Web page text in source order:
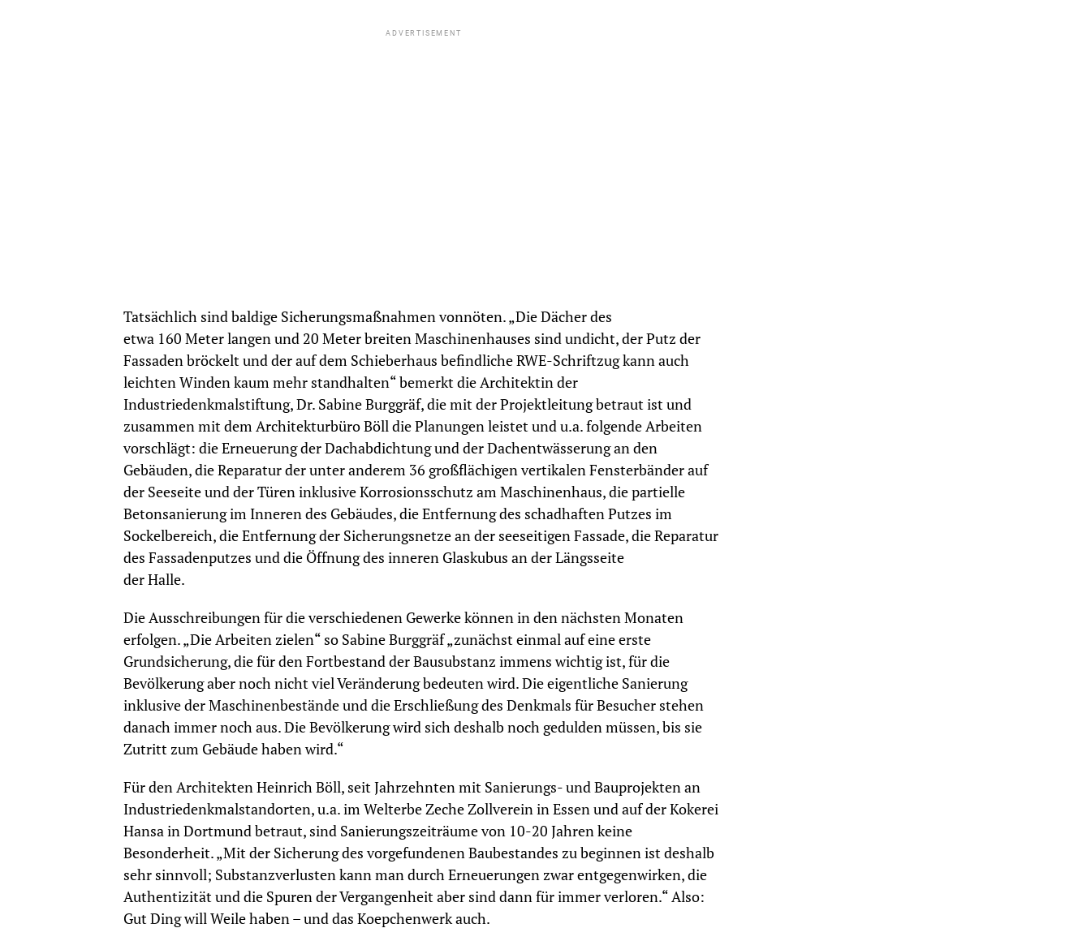
ADVERTISEMENT
Tatsächlich sind baldige Sicherungsmaßnahmen vonnöten. „Die Dächer des
etwa 160 Meter langen und 20 Meter breiten Maschinenhauses sind undicht, der Putz der
Fassaden bröckelt und der auf dem Schieberhaus befindliche RWE-Schriftzug kann auch
leichten Winden kaum mehr standhalten“ bemerkt die Architektin der
Industriedenkmalstiftung, Dr. Sabine Burggräf, die mit der Projektleitung betraut ist und
zusammen mit dem Architekturbüro Böll die Planungen leistet und u.a. folgende Arbeiten
vorschlägt: die Erneuerung der Dachabdichtung und der Dachentwässerung an den
Gebäuden, die Reparatur der unter anderem 36 großflächigen vertikalen Fensterbänder auf
der Seeseite und der Türen inklusive Korrosionsschutz am Maschinenhaus, die partielle
Betonsanierung im Inneren des Gebäudes, die Entfernung des schadhaften Putzes im
Sockelbereich, die Entfernung der Sicherungsnetze an der seeseitigen Fassade, die Reparatur
des Fassadenputzes und die Öffnung des inneren Glaskubus an der Längsseite
der Halle.
Die Ausschreibungen für die verschiedenen Gewerke können in den nächsten Monaten
erfolgen. „Die Arbeiten zielen“ so Sabine Burggräf „zunächst einmal auf eine erste
Grundsicherung, die für den Fortbestand der Bausubstanz immens wichtig ist, für die
Bevölkerung aber noch nicht viel Veränderung bedeuten wird. Die eigentliche Sanierung
inklusive der Maschinenbestände und die Erschließung des Denkmals für Besucher stehen
danach immer noch aus. Die Bevölkerung wird sich deshalb noch gedulden müssen, bis sie
Zutritt zum Gebäude haben wird.“
Für den Architekten Heinrich Böll, seit Jahrzehnten mit Sanierungs- und Bauprojekten an
Industriedenkmalstandorten, u.a. im Welterbe Zeche Zollverein in Essen und auf der Kokerei
Hansa in Dortmund betraut, sind Sanierungszeiträume von 10-20 Jahren keine
Besonderheit. „Mit der Sicherung des vorgefundenen Baubestandes zu beginnen ist deshalb
sehr sinnvoll; Substanzverlusten kann man durch Erneuerungen zwar entgegenwirken, die
Authentizität und die Spuren der Vergangenheit aber sind dann für immer verloren.“ Also:
Gut Ding will Weile haben – und das Koepchenwerk auch.